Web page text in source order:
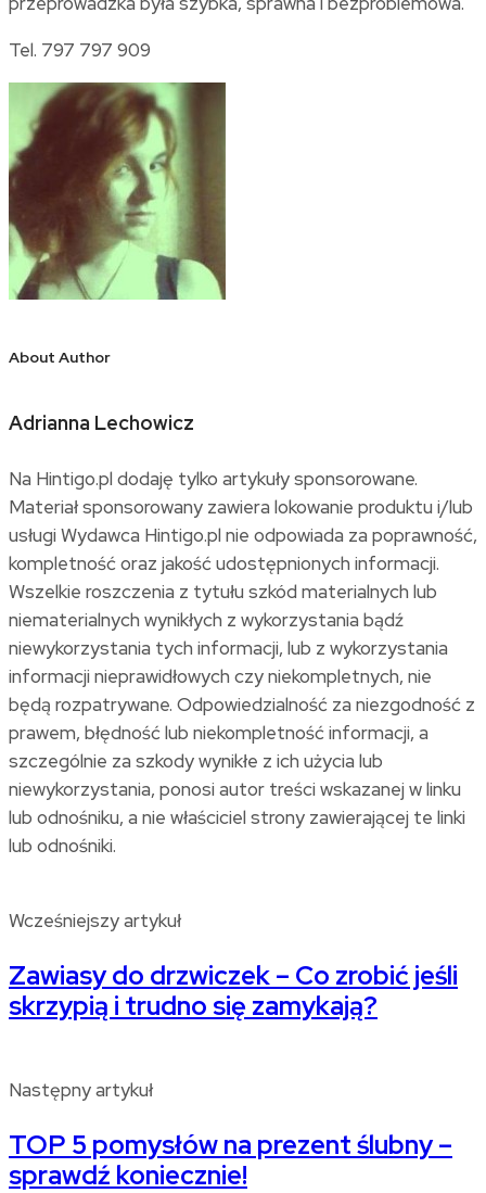
Tel. 797 797 909
About Author
Adrianna Lechowicz
Na Hintigo.pl dodaję tylko artykuły sponsorowane.
Materiał sponsorowany zawiera lokowanie produktu i/lub
usługi Wydawca Hintigo.pl nie odpowiada za poprawność,
kompletność oraz jakość udostępnionych informacji.
Wszelkie roszczenia z tytułu szkód materialnych lub
niematerialnych wynikłych z wykorzystania bądź
niewykorzystania tych informacji, lub z wykorzystania
informacji nieprawidłowych czy niekompletnych, nie
będą rozpatrywane. Odpowiedzialność za niezgodność z
prawem, błędność lub niekompletność informacji, a
szczególnie za szkody wynikłe z ich użycia lub
niewykorzystania, ponosi autor treści wskazanej w linku
lub odnośniku, a nie właściciel strony zawierającej te linki
lub odnośniki.
Wcześniejszy artykuł
Zawiasy do drzwiczek – Co zrobić jeśli
skrzypią i trudno się zamykają?
Następny artykuł
TOP 5 pomysłów na prezent ślubny –
sprawdź koniecznie!